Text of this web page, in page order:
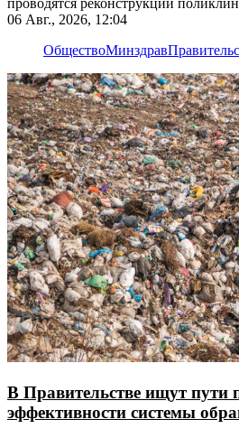
проводятся реконструкции
окна
06 Авг., 2026, 12:04
ОбществоМинздрав
В Правительстве ищут пути
эффективности системы